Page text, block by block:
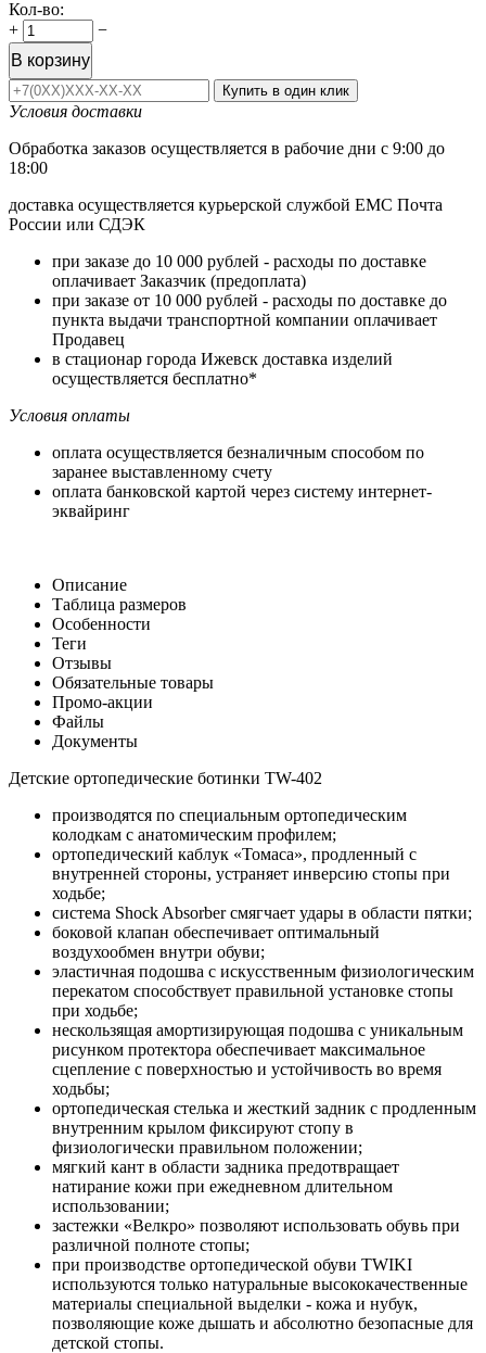
Кол-во:
+
−
В корзину
Купить в один клик
Условия доставки
Обработка заказов осуществляется в рабочие дни с 9:00 до
18:00
доставка осуществляется курьерской службой ЕМС Почта
России или СДЭК
при заказе до 10 000 рублей - расходы по доставке
оплачивает Заказчик (предоплата)
при заказе от 10 000 рублей - расходы по доставке до
пункта выдачи транспортной компании оплачивает
Продавец
в стационар города Ижевск доставка изделий
осуществляется бесплатно*
Условия оплаты
оплата осуществляется безналичным способом по
заранее выставленному счету
оплата банковской картой через систему интернет-
эквайринг
Описание
Таблица размеров
Особенности
Теги
Отзывы
Обязательные товары
Промо-акции
Файлы
Документы
Детские ортопедические ботинки TW-402
производятся по специальным ортопедическим
колодкам с анатомическим профилем;
ортопедический каблук «Томаса», продленный с
внутренней стороны, устраняет инверсию стопы при
ходьбе;
система Shock Absorber смягчает удары в области пятки;
боковой клапан обеспечивает оптимальный
воздухообмен внутри обуви;
эластичная подошва с искусственным физиологическим
перекатом способствует правильной установке стопы
при ходьбе;
нескользящая амортизирующая подошва с уникальным
рисунком протектора обеспечивает максимальное
сцепление с поверхностью и устойчивость во время
ходьбы;
ортопедическая стелька и жесткий задник с продленным
внутренним крылом фиксируют стопу в
физиологически правильном положении;
мягкий кант в области задника предотвращает
натирание кожи при ежедневном длительном
использовании;
застежки «Велкро» позволяют использовать обувь при
различной полноте стопы;
при производстве ортопедической обуви TWIKI
используются только натуральные высококачественные
материалы специальной выделки - кожа и нубук,
позволяющие коже дышать и абсолютно безопасные для
детской стопы.